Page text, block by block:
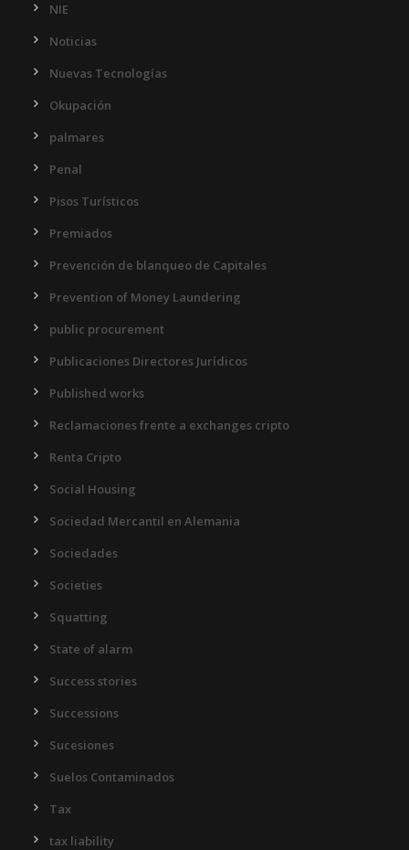
NIE
Noticias
Nuevas Tecnologías
Okupación
palmares
Penal
Pisos Turísticos
Premiados
Prevención de blanqueo de Capitales
Prevention of Money Laundering
public procurement
Publicaciones Directores Jurídicos
Published works
Reclamaciones frente a exchanges cripto
Renta Cripto
Social Housing
Sociedad Mercantil en Alemania
Sociedades
Societies
Squatting
State of alarm
Success stories
Successions
Sucesiones
Suelos Contaminados
Tax
tax liability